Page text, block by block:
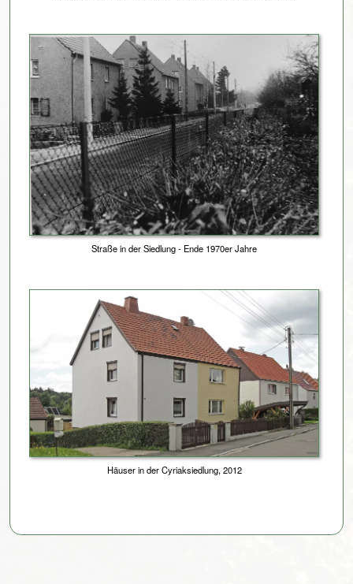
Straße in der Siedlung - Ende 1970er Jahre
Häuser in der Cyriaksiedlung, 2012